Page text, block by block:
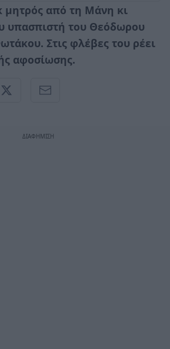
μητρός από τη Μάνη κι
υπασπιστή του Θεόδωρου
Στις φλέβες του ρέει
αφοσίωσης.